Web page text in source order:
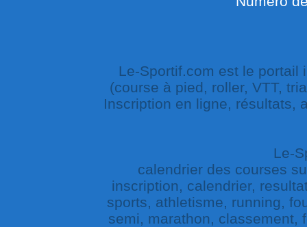
Le-Sportif.com est le portail
(course à pied, roller, VTT,
Inscription en ligne, résultats,
Le-
calendrier des courses
inscription, calendrier,
sports, athletisme, running,
semi, marathon, classement,